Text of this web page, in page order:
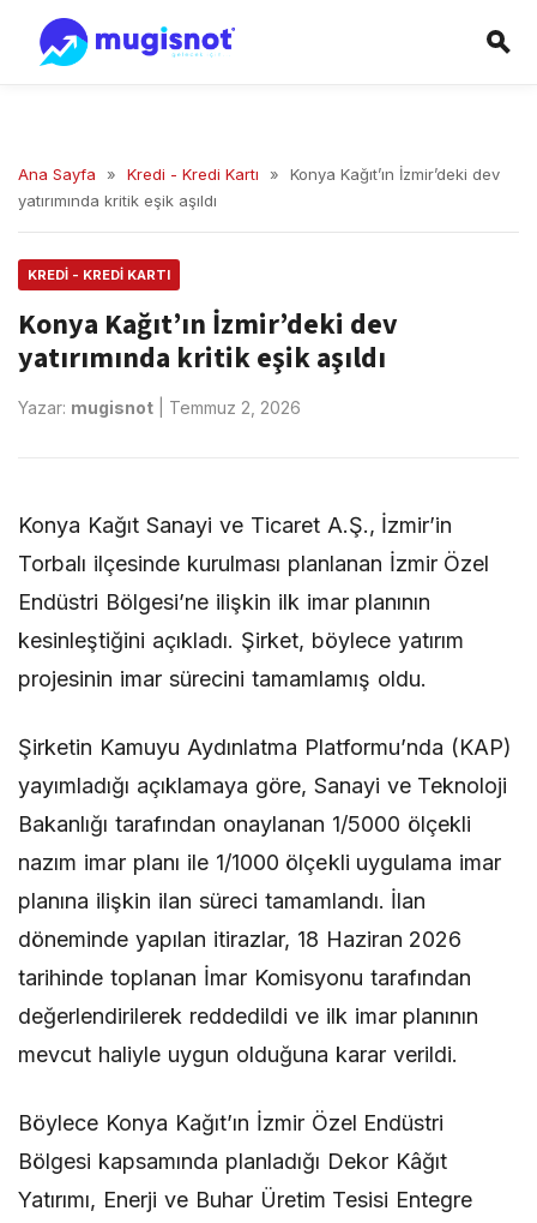
Ana Sayfa » Kredi - Kredi Kartı »
Konya Kağıt’ın İzmir’deki dev
yatırımında kritik eşik aşıldı
KREDI - KREDI KARTI
Konya Kağıt’ın İzmir’deki dev
yatırımında kritik eşik aşıldı
Yazar: mugisnot Temmuz 2, 2026
Konya Kağıt Sanayi ve Ticaret A.Ş., İzmir’in
Torbalı ilçesinde kurulması planlanan İzmir Özel
Endüstri Bölgesi’ne ilişkin ilk imar planının
kesinleştiğini açıkladı. Şirket, böylece yatırım
projesinin imar sürecini tamamlamış oldu.
Şirketin Kamuyu Aydınlatma Platformu’nda (KAP)
yayımladığı açıklamaya göre, Sanayi ve Teknoloji
Bakanlığı tarafından onaylanan 1/5000 ölçekli
nazım imar planı ile 1/1000 ölçekli uygulama imar
planına ilişkin ilan süreci tamamlandı. İlan
döneminde yapılan itirazlar, 18 Haziran 2026
tarihinde toplanan İmar Komisyonu tarafından
değerlendirilerek reddedildi ve ilk imar planının
mevcut haliyle uygun olduğuna karar verildi.
Böylece Konya Kağıt’ın İzmir Özel Endüstri
Bölgesi kapsamında planladığı Dekor Kâğıt
Yatırımı, Enerji ve Buhar Üretim Tesisi Entegre